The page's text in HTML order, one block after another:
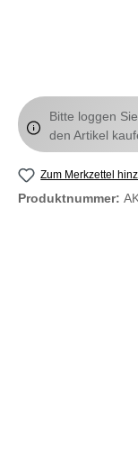
Bitte loggen
den Artikel
Zum Merkzettel
Produktnummer: